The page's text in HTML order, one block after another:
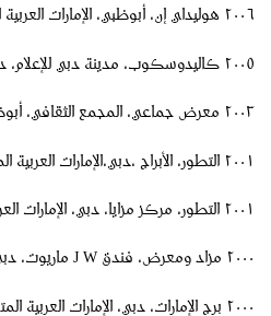
٢٠٠٦ هوليداي إن، أبوظبي، الإمارات العربية المتحدة
٢٠٠٥ كاليدوسكوب، مدينة دبي للإعلام، دبي، الإمارات العربية المتحدة
٢٠٠٣ معرض جماعي، المجمع الثقافي، أبوظبي،الإمارات العربية المتحدة
٢٠٠١ التطور، الأبراج ،دبي،الإمارات العربية المتحدة
٢٠٠١ التطور، مركز مزايا، دبي، الإمارات العربية المتحدة
٢٠٠٠ مزاد ومعرض، فندق J W ماريوت، دبي، الإمارات العربية المتحدة
٢٠٠٠ برج الإمارات، دبي، الإمارات العربية المتحدة